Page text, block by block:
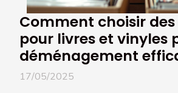
Comment choisir
pour livres et vinyles
déménagement
17/05/2025